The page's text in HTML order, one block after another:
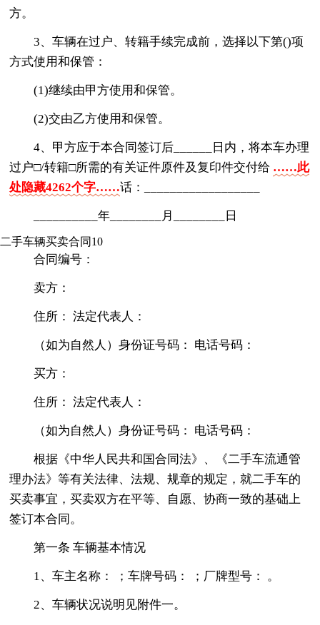
方。
3、车辆在过户、转籍手续完成前，选择以下第()项
方式使用和保管：
(1)继续由甲方使用和保管。
(2)交由乙方使用和保管。
4、甲方应于本合同签订后______日内，将本车办理
过户□/转籍□所需的有关证件原件及复印件交付给 ……此
处隐藏4262个字……话：__________________
__________年________月________日
二手车辆买卖合同10
合同编号：
卖方：
住所： 法定代表人：
（如为自然人）身份证号码： 电话号码：
买方：
住所： 法定代表人：
（如为自然人）身份证号码： 电话号码：
根据《中华人民共和国合同法》、《二手车流通管
理办法》等有关法律、法规、规章的规定，就二手车的
买卖事宜，买卖双方在平等、自愿、协商一致的基础上
签订本合同。
第一条 车辆基本情况
1、车主名称： ；车牌号码： ；厂牌型号： 。
2、车辆状况说明见附件一。